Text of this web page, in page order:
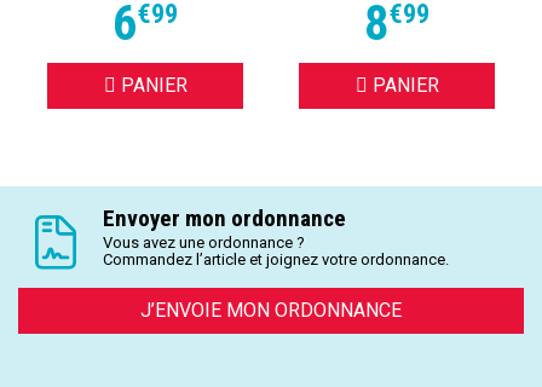
6€99
PANIER
8€99
PANIER
Envoyer mon ordonnance
Vous avez une ordonnance ?
Commandez l’article et joignez votre ordonnance.
J’ENVOIE MON ORDONNANCE